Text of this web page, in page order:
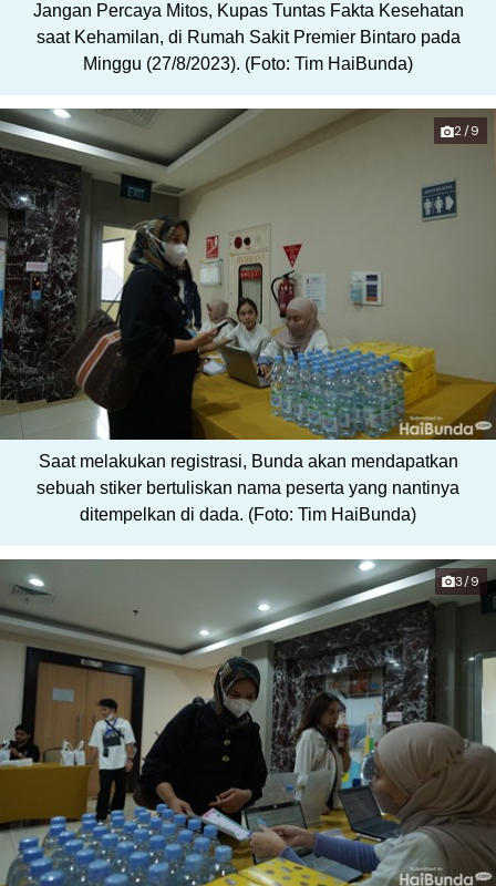
Jangan Percaya Mitos, Kupas Tuntas Fakta Kesehatan
saat Kehamilan, di Rumah Sakit Premier Bintaro pada
Minggu (27/8/2023). (Foto: Tim HaiBunda)
2/9
Saat melakukan registrasi, Bunda akan mendapatkan
sebuah stiker bertuliskan nama peserta yang nantinya
ditempelkan di dada. (Foto: Tim HaiBunda)
3/9